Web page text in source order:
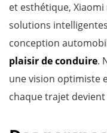
et esthétique,
solutions
conception
plaisir de conduire.
une vision optimiste
chaque trajet